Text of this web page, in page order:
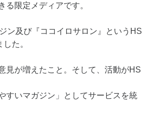
る限定メディアです。
ン及び『ココイロサロン』というHS
た。
見が増えたこと。そして、活動がHS
すいマガジン」としてサービスを統